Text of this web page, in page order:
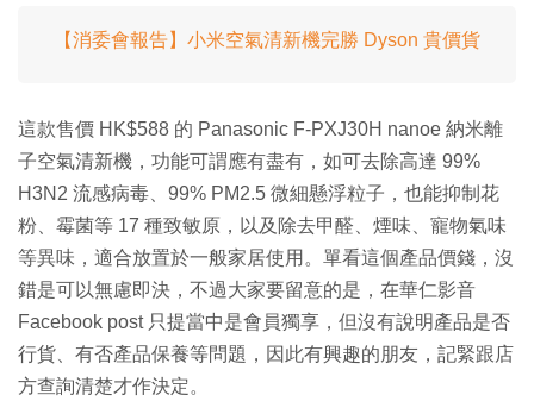
【消委會報告】小米空氣清新機完勝 Dyson 貴價貨
這款售價 HK$588 的 Panasonic F-PXJ30H nanoe 納米離
子空氣清新機，功能可謂應有盡有，如可去除高達 99%
H3N2 流感病毒、99% PM2.5 微細懸浮粒子，也能抑制花
粉、霉菌等 17 種致敏原，以及除去甲醛、煙味、寵物氣味
等異味，適合放置於一般家居使用。單看這個產品價錢，沒
錯是可以無慮即決，不過大家要留意的是，在華仁影音
Facebook post 只提當中是會員獨享，但沒有說明產品是否
行貨、有否產品保養等問題，因此有興趣的朋友，記緊跟店
方查詢清楚才作決定。